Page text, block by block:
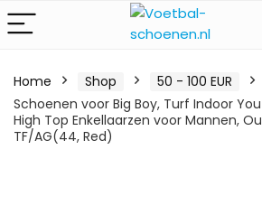
Home Shop 50 - 100 EUR
Schoenen voor Big Boy, Turf Indoor
High Top Enkellaarzen voor Mannen,
TF/AG(44, Red)